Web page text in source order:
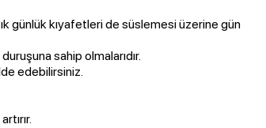
günlük kıyafetleri de süslemesi üzerine gün
sahip olmalarıdır.
edebilirsiniz.